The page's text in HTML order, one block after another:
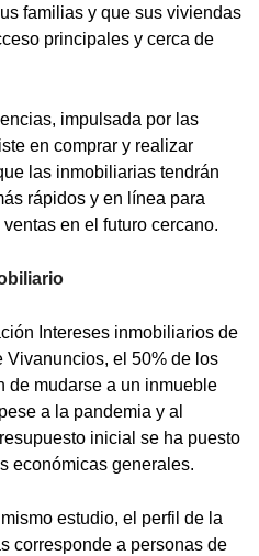
familias y que sus viviendas
principales y cerca de
impulsada por las
en comprar y realizar
las inmobiliarias tendrán
rápidos y en línea para
en el futuro cercano.
Intereses inmobiliarios de
Vivanuncios, el 50% de los
de mudarse a un inmueble
a la pandemia y al
inicial se ha puesto
económicas generales.
estudio, el perfil de la
corresponde a personas de